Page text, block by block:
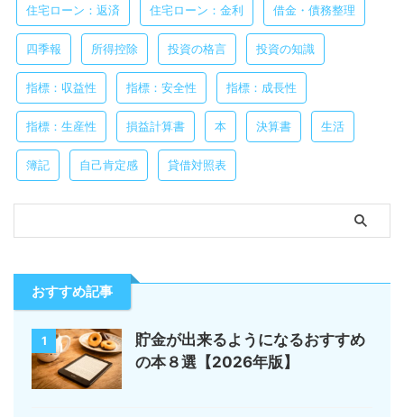
住宅ローン：返済 住宅ローン：金利 借金・債務整理
四季報 所得控除 投資の格言 投資の知識
指標：収益性 指標：安全性 指標：成長性
指標：生産性 損益計算書 本 決算書 生活
簿記 自己肯定感 貸借対照表
おすすめ記事
1
貯金が出来るようになるおすすめ
の本８選【2026年版】